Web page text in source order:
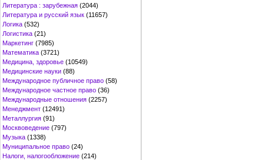
Литература : зарубежная (2044)
Литература и русский язык (11657)
Логика (532)
Логистика (21)
Маркетинг (7985)
Математика (3721)
Медицина, здоровье (10549)
Медицинские науки (88)
Международное публичное право (58)
Международное частное право (36)
Международные отношения (2257)
Менеджмент (12491)
Металлургия (91)
Москвоведение (797)
Музыка (1338)
Муниципальное право (24)
Налоги, налогообложение (214)